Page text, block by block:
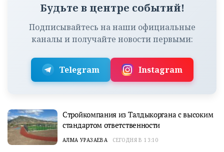
Будьте в центре событий!
Подписывайтесь на наши официальные
каналы и получайте новости первыми:
Telegram Instagram
Стройкомпания из Талдыкоргана с высоким
стандартом ответственности
АЛМА УРАЗАЕВА СЕГОДНЯ В 13:10